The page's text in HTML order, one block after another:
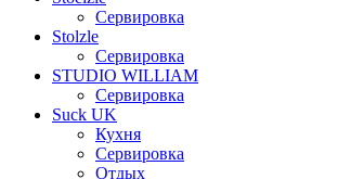
Сервировка
Stolzle
Сервировка
STUDIO WILLIAM
Сервировка
Suck UK
Кухня
Сервировка
Отдых